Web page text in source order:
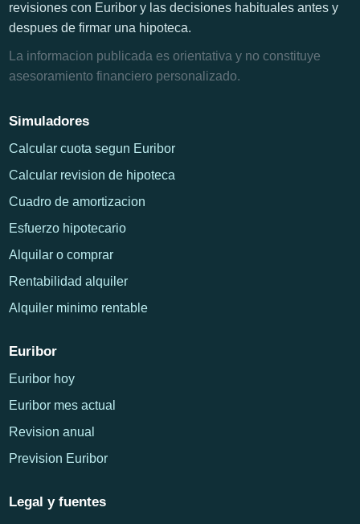
revisiones con Euribor y las decisiones habituales antes y
despues de firmar una hipoteca.
La informacion publicada es orientativa y no constituye
asesoramiento financiero personalizado.
Simuladores
Calcular cuota segun Euribor
Calcular revision de hipoteca
Cuadro de amortizacion
Esfuerzo hipotecario
Alquilar o comprar
Rentabilidad alquiler
Alquiler minimo rentable
Euribor
Euribor hoy
Euribor mes actual
Revision anual
Prevision Euribor
Legal y fuentes